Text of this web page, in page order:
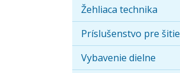
Žehliaca technika
Príslušenstvo pre šitie
Vybavenie dielne